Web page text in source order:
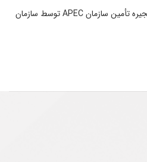
تسهیل اجرای طرح آزمایشی زنجیره تأمین سازمان APEC توسط سازمان